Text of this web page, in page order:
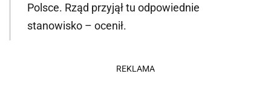
Polsce. Rząd przyjął tu odpowiednie
stanowisko – ocenił.
REKLAMA